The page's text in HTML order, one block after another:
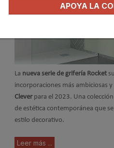
La nueva serie de grifería Rocket
incorporaciones más ambiciosas
Cleverpara el 2023. Una
de estética contemporánea que
estilo decorativo.
Leer más ...
APOYA LA